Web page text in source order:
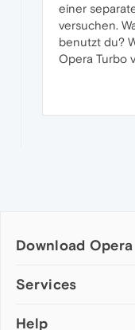
einer
versuchen.
benutzt du?
Opera Turbo
Download Opera
Computer browsers
Opera for Mac
Services
Add-ons
Help